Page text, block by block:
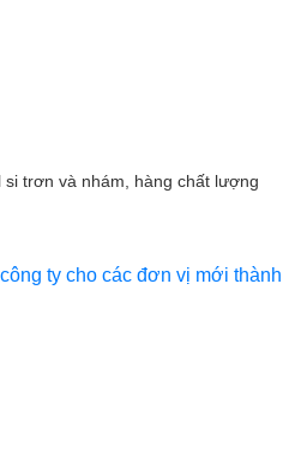
trơn và nhám, hàng chất lượng